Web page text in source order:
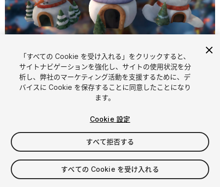
1 /7
$6.99
消費税は決済時に計算されます
「すべての Cookie を受け入れる」をクリックすると、
サイトナビゲーションを強化し、サイトの使用状況を分
析し、弊社のマーケティング活動を支援するために、デ
バイスに Cookie を保存することに同意したことになり
ます。
Cookie 設定
すべて拒否する
すべての Cookie を受け入れる